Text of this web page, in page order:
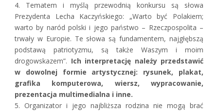
4. Tematem i myślą przewodnią konkursu są słowa
Prezydenta Lecha Kaczyńskiego: „Warto być Polakiem;
warto by naród polski i jego państwo – Rzeczpospolita –
trwały w Europie. Te słowa są fundamentem, najgłębszą
podstawą patriotyzmu, są także Waszym i moim
drogowskazem”. Ich interpretację należy przedstawić
w dowolnej formie artystycznej: rysunek, plakat,
grafika komputerowa, wiersz, wypracowanie,
prezentacja multimedialna i inne.
5. Organizator i jego najbliższa rodzina nie mogą brać